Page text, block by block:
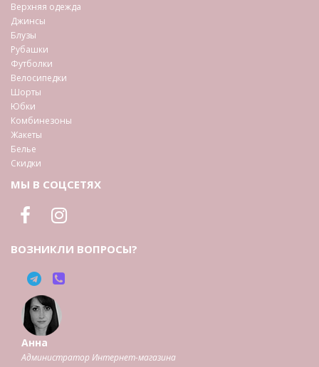
Верхняя одежда
Джинсы
Блузы
Рубашки
Футболки
Велосипедки
Шорты
Юбки
Комбинезоны
Жакеты
Белье
Скидки
МЫ В СОЦСЕТЯХ
ВОЗНИКЛИ ВОПРОСЫ?
Анна
Администратор Интернет-магазина